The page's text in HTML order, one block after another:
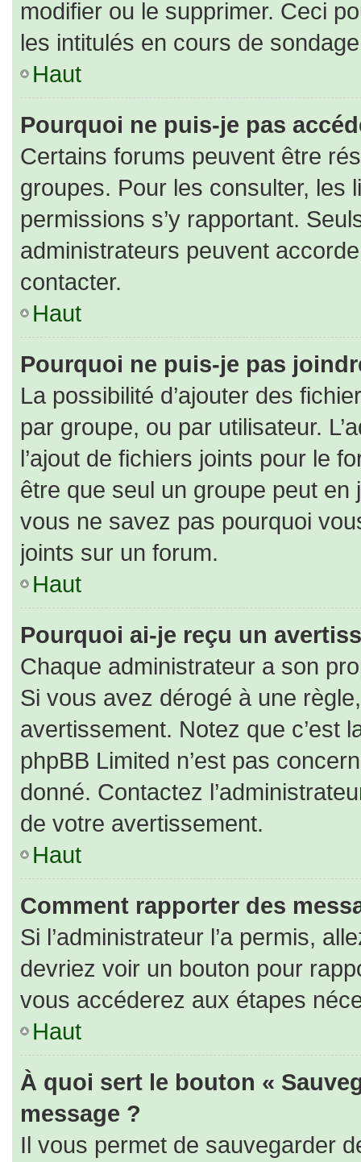
modifier ou le supprimer. Ceci
les intitulés en cours de
Haut
Pourquoi ne puis-je pas
Certains forums peuvent être
groupes. Pour les consulter, les
permissions s’y rapportant.
administrateurs peuvent
contacter.
Haut
Pourquoi ne puis-je pas
La possibilité d’ajouter des
par groupe, ou par utilisateur.
l’ajout de fichiers joints pour le
être que seul un groupe peut en
vous ne savez pas pourquoi
joints sur un forum.
Haut
Pourquoi ai-je reçu un
Chaque administrateur a son
Si vous avez dérogé à une
avertissement. Notez que c’est
phpBB Limited n’est pas
donné. Contactez
de votre avertissement.
Haut
Comment rapporter des
Si l’administrateur l’a permis,
devriez voir un bouton pour
vous accéderez aux étapes
Haut
À quoi sert le bouton «
message ?
Il vous permet de sauvegarder